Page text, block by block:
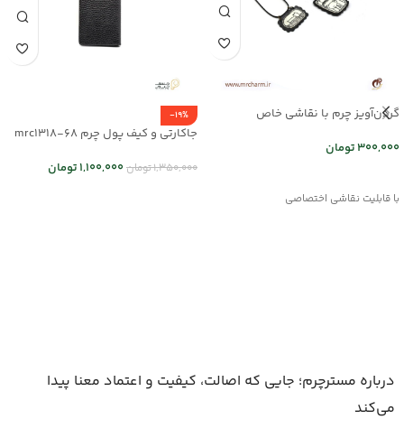
گردن‌آویز چرم با نقاشی خاص
300,000تومان
با قابلیت نقاشی اختصاصی
-19%
جاکارتی و کیف پول چرم mrc1318-68
1,350,000تومان1,100,000تومان
درباره مسترچرم؛ جایی که اصالت، کیفیت و اعتماد معنا پیدا
می‌کند